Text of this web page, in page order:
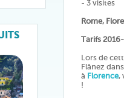
- 3 visites
Rome,
Tarifs
Lors de
Flânez
à Florence,
!